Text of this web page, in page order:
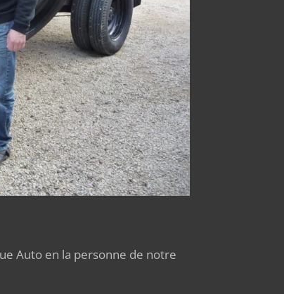
Auto en la personne de notre